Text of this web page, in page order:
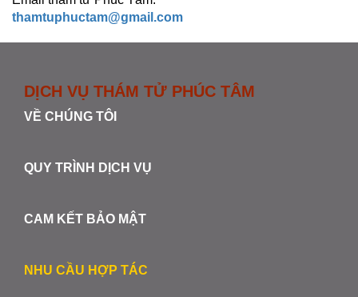
thamtuphuctam@gmail.com
DỊCH VỤ THÁM TỬ PHÚC TÂM
VỀ CHÚNG TÔI
QUY TRÌNH DỊCH VỤ
CAM KẾT BẢO MẬT
NHU CẦU HỢP TÁC